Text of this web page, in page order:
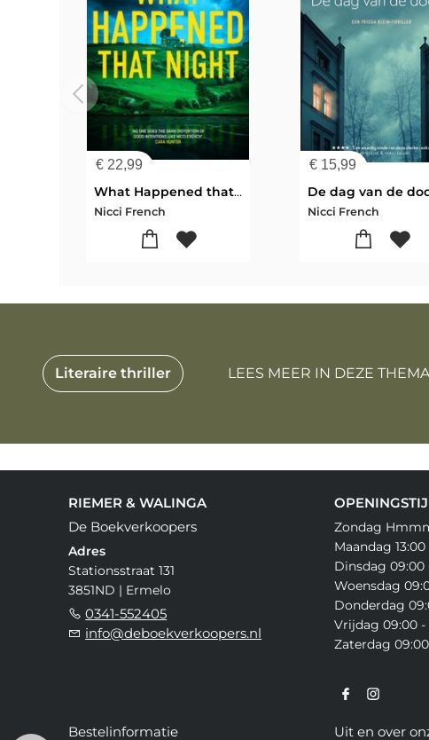
€ 22,99
What Happened that Night
Nicci French
€ 15,99
De dag van de
Nicci French
Literaire thriller LEES MEER IN DEZE
RIEMER & WALINGA
De Boekverkoopers
Adres
Stationsstraat 131
3851ND | Ermelo
0341-552405
info@deboekverkoopers.nl
Zondag
Maandag 13:00
Dinsdag 09:00
Woensdag
Donderdag
Vrijdag 09:00 -
Zaterdag 09:00
Bestelinformatie Uit en over